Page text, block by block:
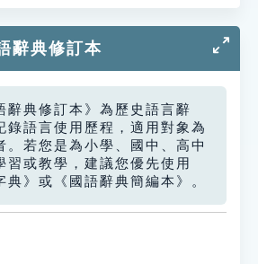
辭典修訂本
辭典修訂本》為歷史語言辭
錄語言使用歷程，適用對象為
。若您是為小學、國中、高中
習或教學，建議您優先使用
典》或《國語辭典簡編本》。